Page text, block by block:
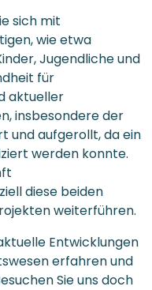
sich mit
wie etwa
Jugendliche und
für
aktueller
insbesondere der
und aufgerollt, da ein
werden konnte.
diese beiden
weiterführen.
Entwicklungen
erfahren und
Sie uns doch